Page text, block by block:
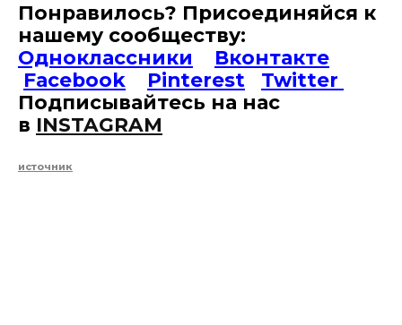
Понравилось? Присоединяйся к
нашему сообществу:
Одноклассники
Вконтакте
Facebook
Pinterest
Twitter
Подписывайтесь на наc
в INSTAGRAM
источник